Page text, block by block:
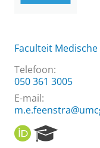
Faculteit
Telefoon:
050 361 3005
E-mail:
O
R